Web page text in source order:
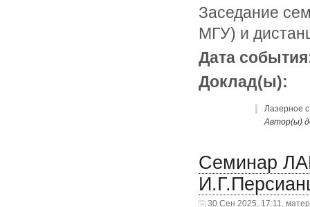
Заседание
МГУ) и
Дата
Доклад(ы):
Лазерное
Автор(ы)
Семинар
30 Сен 2025, 17:11,